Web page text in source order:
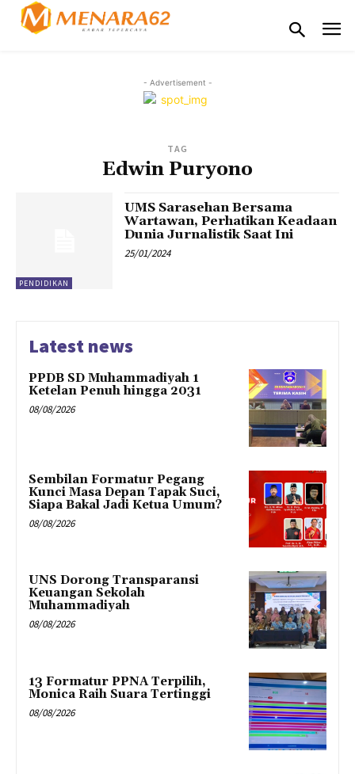
- Advertisement -
TAG
Edwin Puryono
PENDIDIKAN
UMS Sarasehan Bersama
Wartawan, Perhatikan Keadaan
Dunia Jurnalistik Saat Ini
25/01/2024
Latest news
PPDB SD Muhammadiyah 1
Ketelan Penuh hingga 2031
08/08/2026
Sembilan Formatur Pegang
Kunci Masa Depan Tapak Suci,
Siapa Bakal Jadi Ketua Umum?
08/08/2026
UNS Dorong Transparansi
Keuangan Sekolah
Muhammadiyah
08/08/2026
13 Formatur PPNA Terpilih,
Monica Raih Suara Tertinggi
08/08/2026